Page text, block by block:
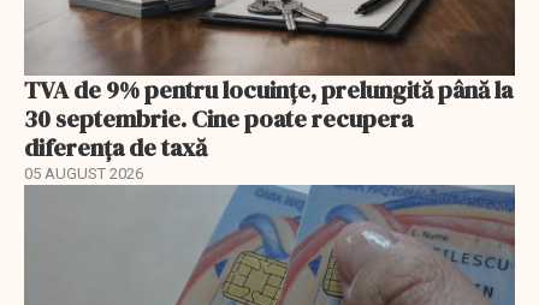
TVA de 9% pentru locuințe, prelungită până la
30 septembrie. Cine poate recupera
diferența de taxă
05 AUGUST 2026